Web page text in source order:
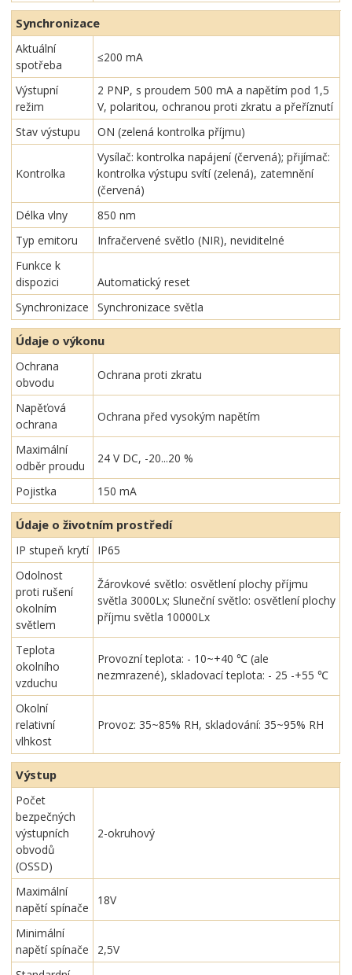
Synchronizace
Aktuální
spotřeba
≤200 mA
Výstupní
režim
2 PNP, s proudem 500 mA a napětím pod 1,5
V, polaritou, ochranou proti zkratu a přeříznutí
Stav výstupu
ON (zelená kontrolka příjmu)
Kontrolka
Vysílač: kontrolka napájení (červená); přijímač:
kontrolka výstupu svítí (zelená), zatemnění
(červená)
Délka vlny
850 nm
Typ emitoru
Infračervené světlo (NIR), neviditelné
Funkce k
dispozici
Automatický reset
Synchronizace
Synchronizace světla
Údaje o výkonu
Ochrana
obvodu
Ochrana proti zkratu
Napěťová
ochrana
Ochrana před vysokým napětím
Maximální
odběr proudu
24 V DC, -20...20 %
Pojistka 150 mA
Údaje o životním prostředí
IP stupeň krytí
IP65
Odolnost
proti rušení
okolním
světlem
Žárovkové světlo: osvětlení plochy příjmu
světla 3000Lx; Sluneční světlo: osvětlení plochy
příjmu světla 10000Lx
Teplota
okolního
vzduchu
Provozní teplota: - 10~+40 ℃ (ale
nezmrazené), skladovací teplota: - 25 -+55 ℃
Okolní
relativní
vlhkost
Provoz: 35~85% RH, skladování: 35~95% RH
Výstup
Počet
bezpečných
výstupních
obvodů
(OSSD)
2-okruhový
Maximální
napětí spínače
18V
Minimální
napětí spínače
2,5V